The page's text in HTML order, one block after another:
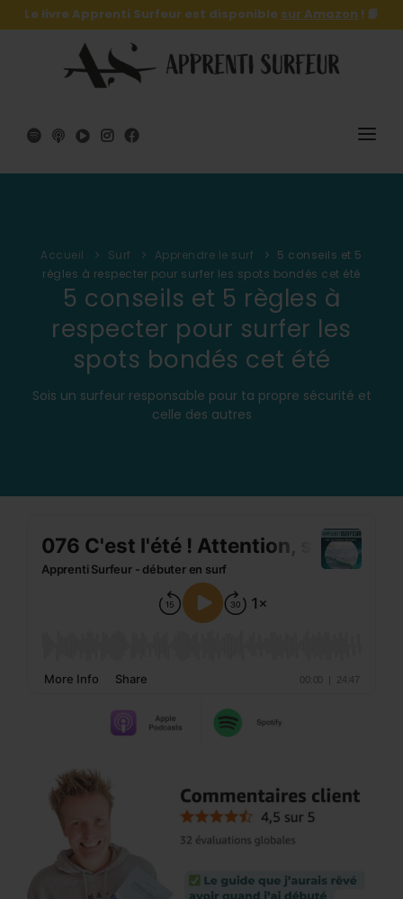
Le livre Apprenti Surfeur est disponible sur Amazon ! 📙
SURF
LE LIVRE 🔥
SHOP
A PROPOS
Accueil Surf Apprendre le surf
5 conseils et 5
règles à respecter pour surfer les spots bondés cet été
5 conseils et 5 règles à
respecter pour surfer les
spots bondés cet été
Sois un surfeur responsable pour ta propre sécurité et
celle des autres